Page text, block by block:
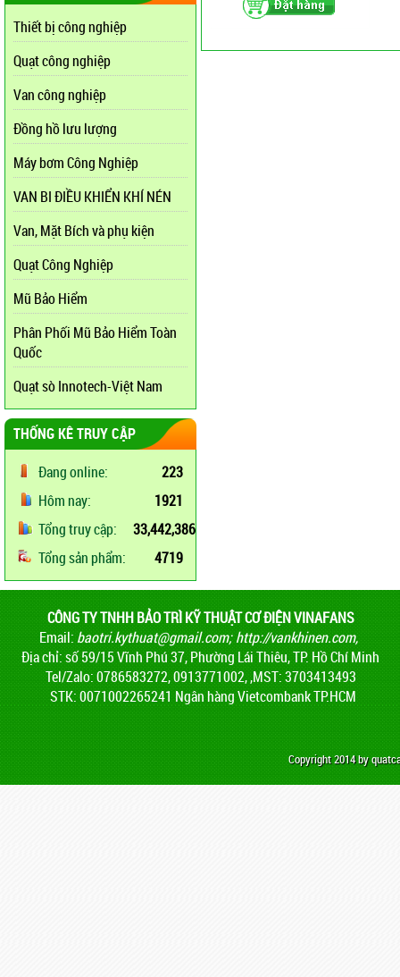
Thiết bị công nghiệp
Quạt công nghiệp
Van công nghiệp
Đồng hồ lưu lượng
Máy bơm Công Nghiệp
VAN BI ĐIỀU KHIỂN KHÍ NÉN
Van, Mặt Bích và phụ kiện
Quạt Công Nghiệp
Mũ Bảo Hiểm
Phân Phối Mũ Bảo Hiểm Toàn
Quốc
Quạt sò Innotech-Việt Nam
THỐNG KÊ TRUY CẬP
Đang online:
223
Hôm nay:
1921
Tổng truy cập:
33,442,386
Tổng sản phẩm:
4719
CÔNG TY TNHH BẢO TRÌ KỸ THUẬT CƠ ĐIỆN VINAFANS
Email: baotri.kythuat@gmail.com;http://vankhinen.com,
Địa chỉ: số 59/15 Vĩnh Phú 37, Phường Lái Thiêu, TP. Hồ Chí Minh
Tel/Zalo: 0786583272, 0913771002, ,MST: 3703413493
STK: 0071002265241 Ngân hàng Vietcombank TP.HCM
Copyright 2014 by